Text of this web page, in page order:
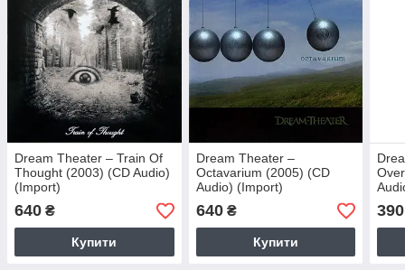
Dream Theater – Train Of
Thought (2003) (CD Audio)
(Import)
640 ₴
Купити
Dream Theater –
Octavarium (2005) (CD
Audio) (Import)
640₴
Купити
390